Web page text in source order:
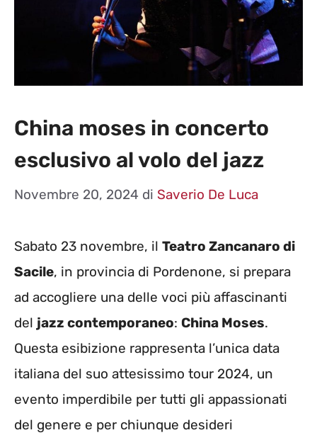
China moses in concerto
esclusivo al volo del jazz
Novembre 20, 2024 di Saverio De Luca
Sabato 23 novembre, il Teatro Zancanaro di
Sacile, in provincia di Pordenone, si prepara
ad accogliere una delle voci più affascinanti
del jazz contemporaneo: China Moses.
Questa esibizione rappresenta l’unica data
italiana del suo attesissimo tour 2024, un
evento imperdibile per tutti gli appassionati
del genere e per chiunque desideri